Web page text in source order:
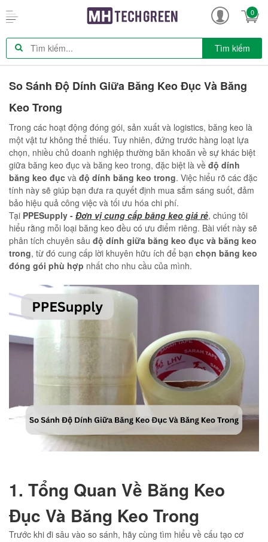
0
Tìm kiếm
So Sánh Độ Dính Giữa Băng Keo Đục Và Băng
Keo Trong
Trong các hoạt động đóng gói, sản xuất và logistics, băng keo là
một vật tư không thể thiếu. Tuy nhiên, đứng trước hàng loạt lựa
chọn, nhiều chủ doanh nghiệp thường băn khoăn về sự khác biệt
giữa băng keo đục và băng keo trong, đặc biệt là về độ dính
băng keo đục và độ dính băng keo trong. Việc hiểu rõ các đặc
tính này sẽ giúp bạn đưa ra quyết định mua sắm sáng suốt, đảm
bảo hiệu quả công việc và tối ưu hóa chi phí.
Tại PPESupply - Đơn vị cung cấp băng keo giá rẻ, chúng tôi
hiểu rằng mỗi loại băng keo đều có ưu điểm riêng. Bài viết này sẽ
phân tích chuyên sâu độ dính giữa băng keo đục và băng keo
trong, từ đó cung cấp lời khuyên hữu ích để bạn chọn băng keo
đóng gói phù hợp nhất cho nhu cầu của mình.
1. Tổng Quan Về Băng Keo
Đục Và Băng Keo Trong
Trước khi đi sâu vào so sánh, hãy cùng tìm hiểu về cấu tạo cơ